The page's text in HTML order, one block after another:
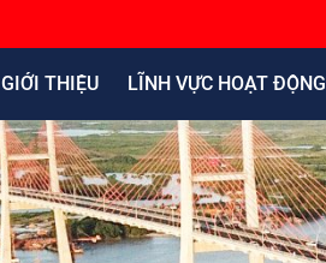
GIỚI THIỆU LĨNH VỰC HOẠT ĐỘNG